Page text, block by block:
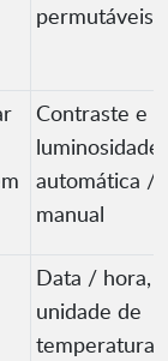
permutáveis
Contraste e
luminosidade
automática /
manual
Data / hora,
unidade de
temperatura